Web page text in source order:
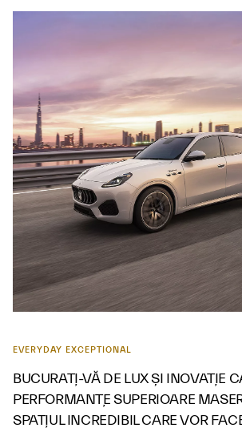
EVERYDAY EXCEPTIONAL
BUCURAȚI-VĂ DE LUX ȘI INOVAȚIE
PERFORMANȚE SUPERIOARE
SPAȚIUL INCREDIBIL CARE VOR